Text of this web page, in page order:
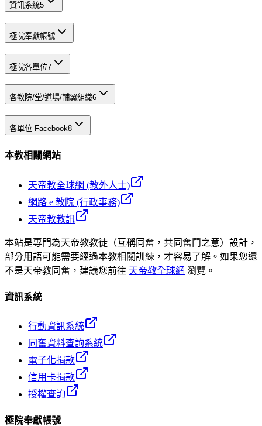
資訊系統5
極院奉獻帳號
極院各單位7
各教院/堂/道場/輔翼組織6
各單位 Facebook8
本教相關網站
天帝教全球網 (教外人士)
網路 e 教院 (行政事務)
天帝教教訊
本站是專門為天帝教教徒（互稱同奮，共同奮鬥之意）設計，
部分用語可能需要經過本教相關訓練，才容易了解。如果您還
不是天帝教同奮，建議您前往 天帝教全球網 瀏覽。
資訊系統
行動資訊系統
同奮資料查詢系統
電子化捐款
信用卡捐款
授權查詢
極院奉獻帳號